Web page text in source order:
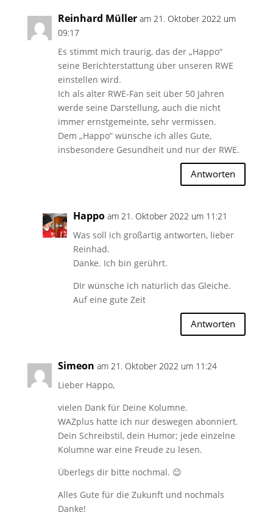
Reinhard Müller am 21. Oktober 2022 um
09:17
Es stimmt mich traurig, das der „Happo“
seine Berichterstattung über unseren RWE
einstellen wird.
Ich als alter RWE-Fan seit über 50 Jahren
werde seine Darstellung, auch die nicht
immer ernstgemeinte, sehr vermissen.
Dem „Happo“ wünsche ich alles Gute,
insbesondere Gesundheit und nur der RWE.
Antworten
Happo am 21. Oktober 2022 um 11:21
Was soll ich großartig antworten, lieber
Reinhad.
Danke. Ich bin gerührt.
DIr wünsche ich natürlich das Gleiche.
Auf eine gute Zeit
Antworten
Simeon am 21. Oktober 2022 um 11:24
Lieber Happo,
vielen Dank für Deine Kolumne.
WAZplus hatte ich nur deswegen abonniert.
Dein Schreibstil, dein Humor; jede einzelne
Kolumne war eine Freude zu lesen.
Überlegs dir bitte nochmal. 😉
Alles Gute für die Zukunft und nochmals
Danke!